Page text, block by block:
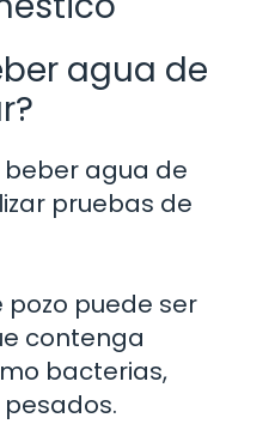
agua de
agua de
pruebas de
pozo puede ser
contenga
bacterias,